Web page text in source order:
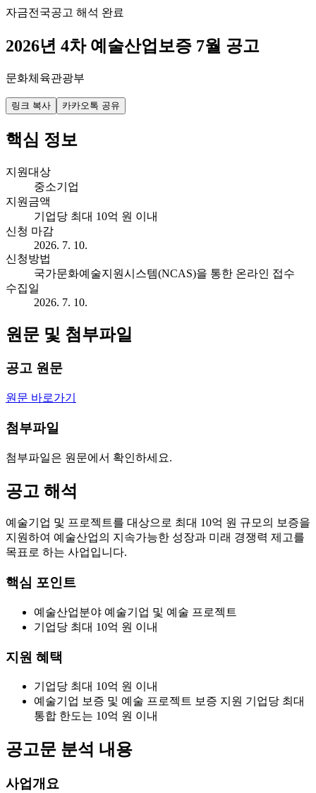
자금전국공고 해석 완료
2026년 4차 예술산업보증 7월 공고
문화체육관광부
링크 복사 카카오톡 공유
핵심 정보
지원대상
중소기업
지원금액
기업당 최대 10억 원 이내
신청 마감
2026. 7. 10.
신청방법
국가문화예술지원시스템(NCAS)을 통한 온라인 접수
수집일
2026. 7. 10.
원문 및 첨부파일
공고 원문
원문 바로가기
첨부파일
첨부파일은 원문에서 확인하세요.
공고 해석
예술기업 및 프로젝트를 대상으로 최대 10억 원 규모의 보증을
지원하여 예술산업의 지속가능한 성장과 미래 경쟁력 제고를
목표로 하는 사업입니다.
핵심 포인트
예술산업분야 예술기업 및 예술 프로젝트
기업당 최대 10억 원 이내
지원 혜택
기업당 최대 10억 원 이내
예술기업 보증 및 예술 프로젝트 보증 지원 기업당 최대
통합 한도는 10억 원 이내
공고문 분석 내용
사업개요